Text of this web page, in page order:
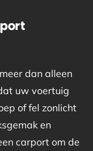
dan alleen
uw voertuig
of fel zonlicht
en
carport om de